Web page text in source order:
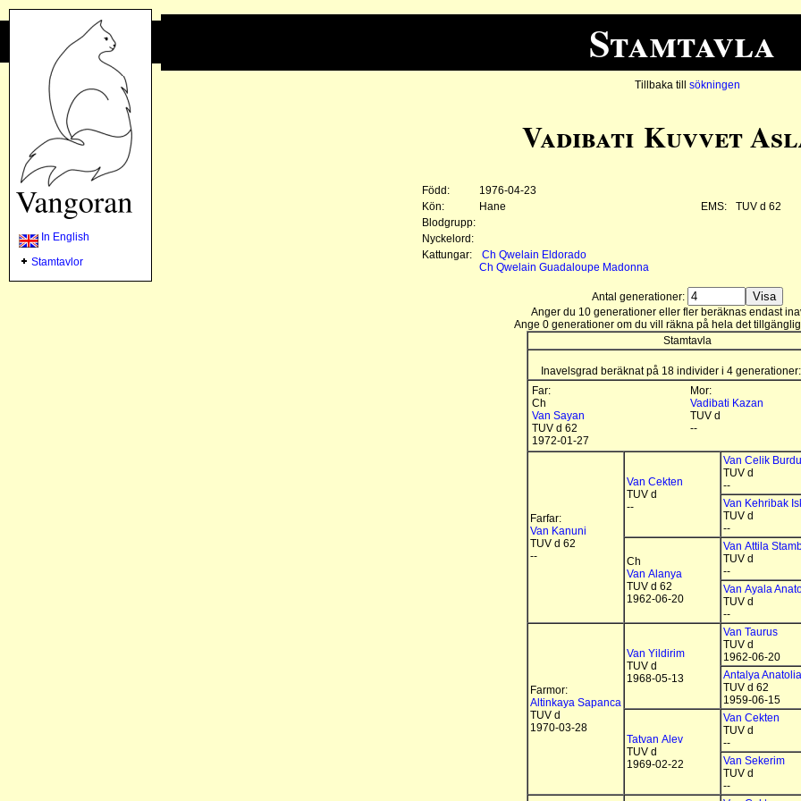
Stamtavla
In English
Stamtavlor
Tillbaka till sökningen
Vadibati Kuvvet
Född:
1976-04-23
Kön:
Hane EMS:
TUV d 62
Blodgrupp:
Nyckelord:
Kattungar:
Ch Qwelain Eldorado
Ch Qwelain Guadaloupe Madonna
Antal generationer:
Anger du 10 generationer eller fler beräknas endast
Ange 0 generationer om du vill räkna på hela det
Stamtavla
Inavelsgrad beräknat på 18 individer i 4
Far:
Ch
Van Sayan
TUV d 62
1972-01-27
Mor:
Vadibati Kazan
TUV d
--
Farfar:
Van Kanuni
TUV d 62
--
Van Cekten
TUV d
--
Van Celik
TUV d
--
Van Kehribak
TUV d
--
Ch
Van Alanya
TUV d 62
1962-06-20
Van Attila
TUV d
--
Van Ayala
TUV d
--
Farmor:
Altinkaya Sapanca
TUV d
1970-03-28
Van Yildirim
TUV d
1968-05-13
Van Taurus
TUV d
1962-06-20
Antalya Anatolia
TUV d 62
1959-06-15
Tatvan Alev
TUV d
1969-02-22
Van Cekten
TUV d
--
Van Sekerim
TUV d
--